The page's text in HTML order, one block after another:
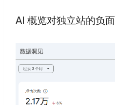
AI 概览对独立站的负面